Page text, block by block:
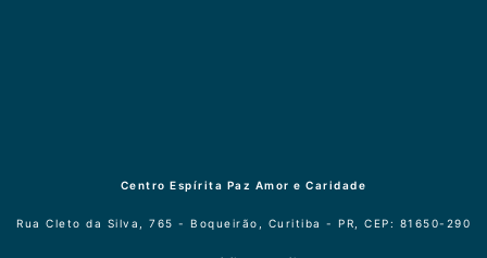
Centro Espírita Paz Amor e Caridade
Rua Cleto da Silva, 765 - Boqueirão, Curitiba - PR, CEP: 81650-290